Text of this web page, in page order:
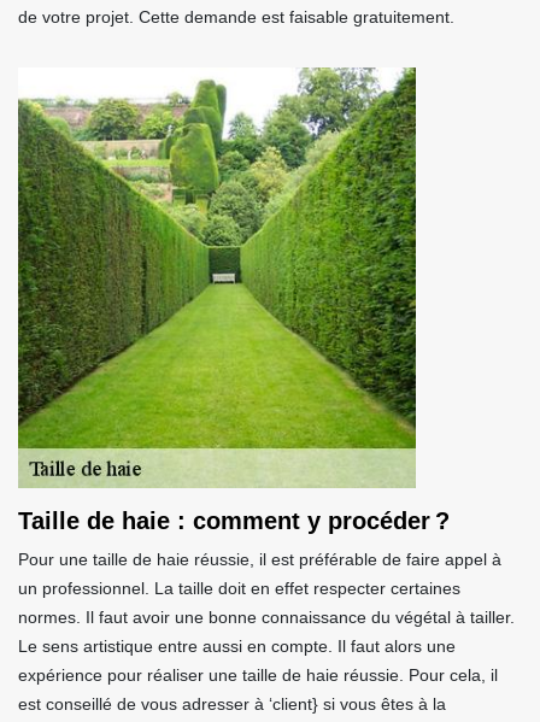
de votre projet. Cette demande est faisable gratuitement.
Taille de haie : comment y procéder ?
Pour une taille de haie réussie, il est préférable de faire appel à
un professionnel. La taille doit en effet respecter certaines
normes. Il faut avoir une bonne connaissance du végétal à tailler.
Le sens artistique entre aussi en compte. Il faut alors une
expérience pour réaliser une taille de haie réussie. Pour cela, il
est conseillé de vous adresser à ‘client} si vous êtes à la